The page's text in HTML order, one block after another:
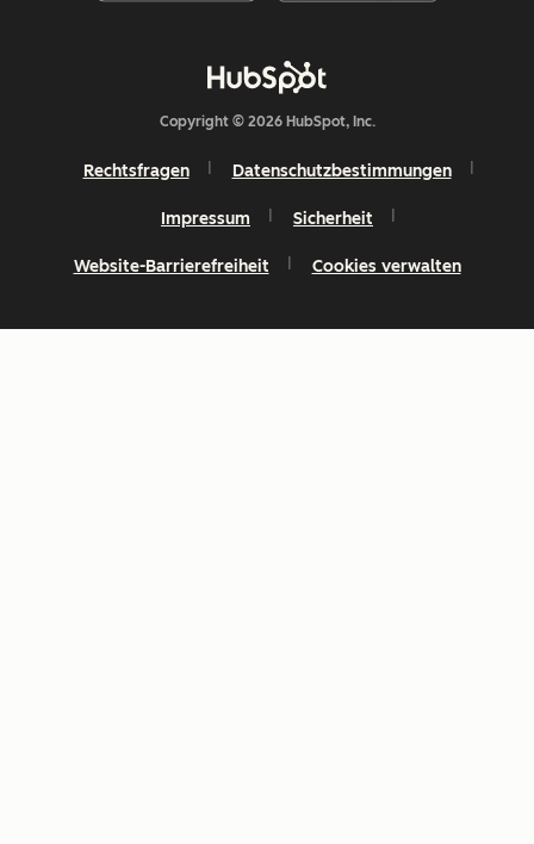
Copyright © 2026 HubSpot, Inc.
Rechtsfragen Datenschutzbestimmungen
Impressum Sicherheit
Website-Barrierefreiheit Cookies verwalten